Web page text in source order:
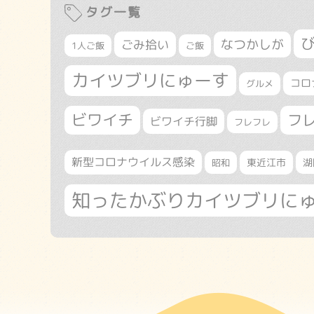
タグ一覧
1人ご飯 ごみ拾い ご飯 なつかしが
カイツブリにゅーす グルメ コ
ビワイチ ビワイチ行脚 フレフレ フ
新型コロナウイルス感染 昭和 東近江市
知ったかぶりカイツブリに